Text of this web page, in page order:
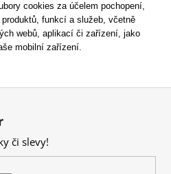
cookies za účelem pochopení,
funkcí a služeb, včetně
webů, aplikací či zařízení, jako
mobilní zařízení.
či slevy!